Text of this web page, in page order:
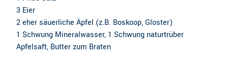
3 Eier
2 eher säuerliche Äpfel (z.B. Boskoop, Gloster)
1 Schwung Mineralwasser, 1 Schwung naturtrüber
Apfelsaft, Butter zum Braten